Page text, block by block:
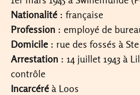
Nationalité : française
Profession : employé de
Domicile : rue des fossés à
Arrestation : 14 juillet 1943 à
contrôle
Incarcéré à Loos